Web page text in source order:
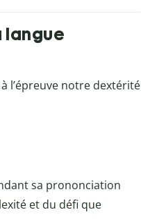
langue
l’épreuve notre dextérité
sa prononciation
et du défi que